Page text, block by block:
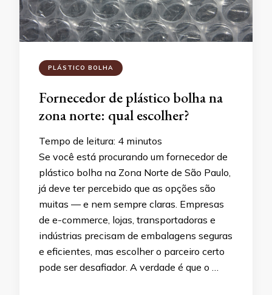
PLÁSTICO BOLHA
Fornecedor de plástico bolha na
zona norte: qual escolher?
Tempo de leitura: 4 minutos
Se você está procurando um fornecedor de
plástico bolha na Zona Norte de São Paulo,
já deve ter percebido que as opções são
muitas — e nem sempre claras. Empresas
de e-commerce, lojas, transportadoras e
indústrias precisam de embalagens seguras
e eficientes, mas escolher o parceiro certo
pode ser desafiador. A verdade é que o …